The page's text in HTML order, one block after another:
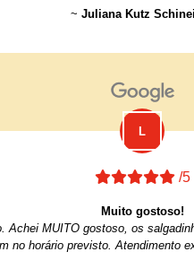
~ Juliana Kutz
/5
Muito gostoso!
Achei MUITO gostoso, os
no horário previsto. Atendimento